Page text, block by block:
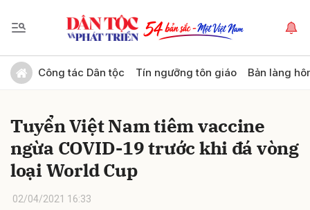
Công tác Dân tộc Tín ngưỡng tôn giáo Bản làng
Tuyển Việt Nam tiêm vaccine
ngừa COVID-19 trước khi đá vòng
loại World Cup
02/04/2021 16:33
Gửi bình luận